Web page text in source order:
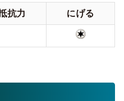
抗力 にげる